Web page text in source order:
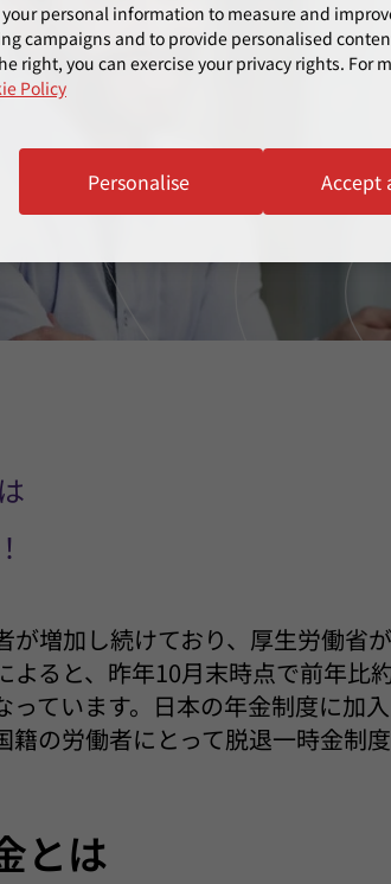
が増加し続けており、厚生労働省
よると、昨年10月末時点で前年比
っています。日本の年金制度に加
籍の労働者にとって脱退一時金制
とは
your personal information to measure and
campaigns and to provide personalised
right, you can exercise your privacy rights. For
Policy
Accept
Personalise